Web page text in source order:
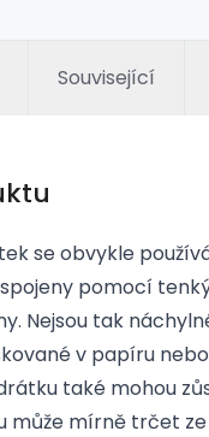
Související
se obvykle
spojeny pomocí
Nejsou tak
v papíru
také mohou
může mírně trčet ze